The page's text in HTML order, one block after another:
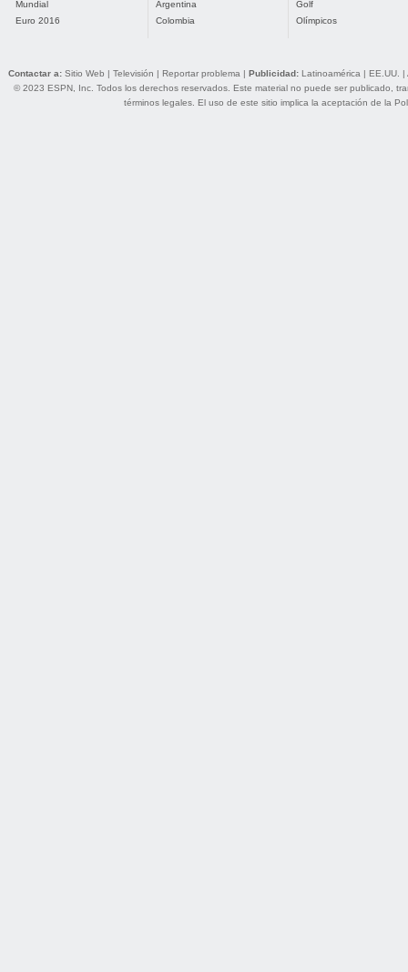
Mundial
Euro 2016
Argentina
Colombia
Golf
Olímpicos
Contactar a: Sitio Web | Televisión | Reportar problema | Publicidad: Latinoamérica | EE.UU. |
© 2023 ESPN, Inc. Todos los derechos reservados. Este material no puede ser publicado,
términos legales. El uso de este sitio implica la aceptación de la